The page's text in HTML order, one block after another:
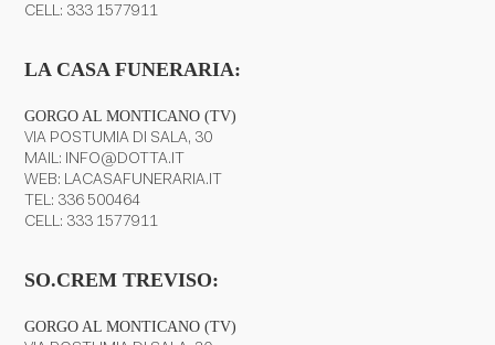
CELL: 333 1577911
LA CASA FUNERARIA:
GORGO AL MONTICANO (TV)
VIA POSTUMIA DI SALA, 30
MAIL: INFO@DOTTA.IT
WEB: LACASAFUNERARIA.IT
TEL: 336 500464
CELL: 333 1577911
SO.CREM TREVISO:
GORGO AL MONTICANO (TV)